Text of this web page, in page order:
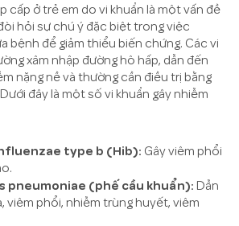
cấp ở trẻ em do vi khuẩn là một vấn đề
hỏi sự chú ý đặc biệt trong việc
bệnh để giảm thiểu biến chứng. Các vi
xâm nhập đường hô hấp, dẫn đến
nặng nề và thường cần điều trị bằng
đây là một số vi khuẩn gây nhiễm
type b (Hib): Gây viêm phổi
pneumoniae (phế cầu khuẩn): Dẫn
viêm phổi, nhiễm trùng huyết, viêm